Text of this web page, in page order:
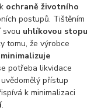
ochraně životního
postupů. Tištěním
svou uhlíkovou stopu
tomu, že výrobce
minimalizuje
potřeba likvidace
přístup
k minimalizaci
.